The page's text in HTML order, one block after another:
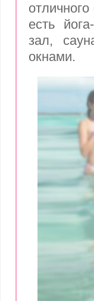
есть
зал,
окнами.